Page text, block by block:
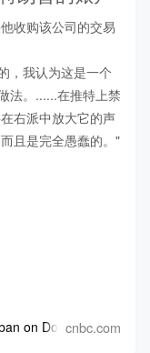
收购该公司的交易
，我认为这是一个
法。......在推特上禁
右派中放大它的声
且是完全愚蠢的。"
on Donald Trump
cnbc.com